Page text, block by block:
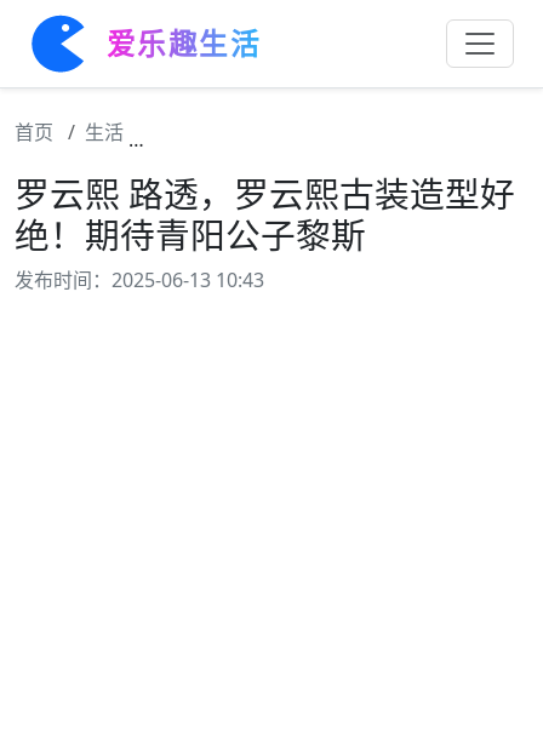
爱乐趣生活
首页 生活
罗云熙 路透️，罗云熙古装造型好
绝！期待青阳公子黎斯
发布时间：2025-06-13 10:43